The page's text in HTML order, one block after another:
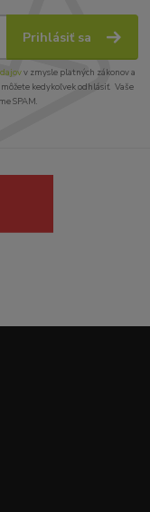
Prihlásiť sa
v zmysle platných zákonov a
kedykoľvek odhlásiť. Vaše
SPAM.